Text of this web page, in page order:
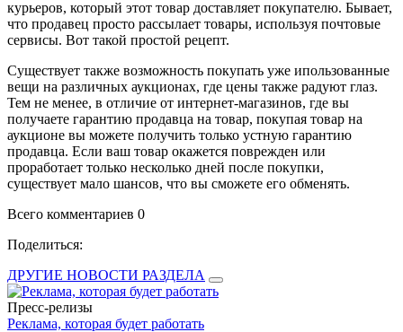
курьеров, который этот товар доставляет покупателю. Бывает,
что продавец просто рассылает товары, используя почтовые
сервисы. Вот такой простой рецепт.
Существует также возможность покупать уже ипользованные
вещи на различных аукционах, где цены также радуют глаз.
Тем не менее, в отличие от интернет-магазинов, где вы
получаете гарантию продавца на товар, покупая товар на
аукционе вы можете получить только устную гарантию
продавца. Если ваш товар окажется поврежден или
проработает только несколько дней после покупки,
существует мало шансов, что вы сможете его обменять.­
Всего комментариев 0
Поделиться:
ДРУГИЕ НОВОСТИ РАЗДЕЛА
Пресс-релизы
Реклама, которая будет работать